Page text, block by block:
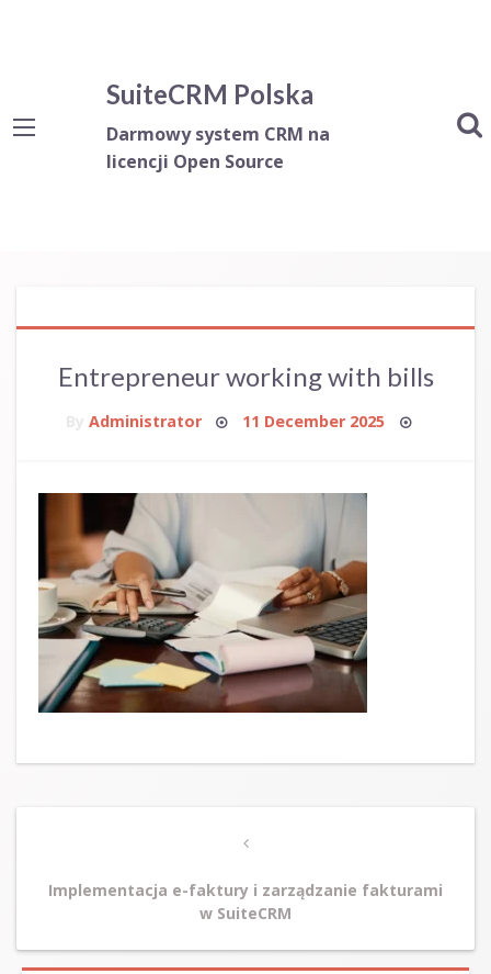
SuiteCRM Polska
Darmowy system CRM na
licencji Open Source
Entrepreneur working with bills
Administrator Posted
11 December 2025
Previous
Implementacja e-faktury i zarządzanie fakturami
w SuiteCRM